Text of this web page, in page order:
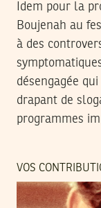
Idem pour la
Boujenah au
à des
désengagée
drapant de
programmes
VOS